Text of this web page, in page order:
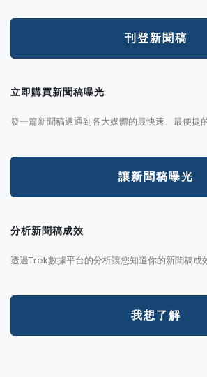
刊登新聞稿
立即購買新聞稿曝光
發一篇新聞稿透通到各大媒體的最快速、最便捷
讓新聞稿曝光
分析新聞稿成效
透過Trek數據平台的分析讓您知道你的新聞稿成
我想了解